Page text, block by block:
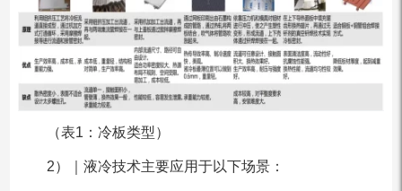
（表1：冷板类型）
2）｜液冷技术主要应用于以下场景：